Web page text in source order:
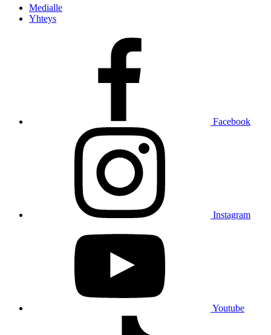
Medialle
Yhteys
Facebook
Instagram
Youtube